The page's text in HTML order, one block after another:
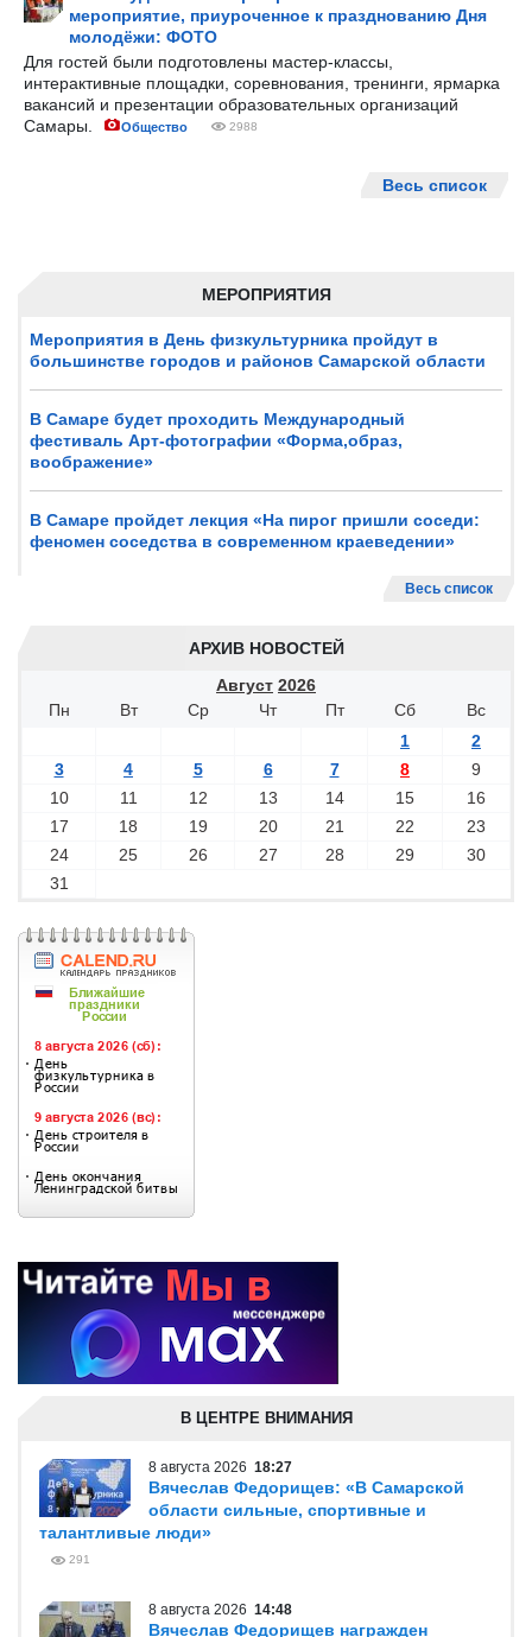
МЕРОПРИЯТИЯ
Мероприятия в День физкультурника пройдут в
большинстве городов и районов Самарской области
В Самаре будет проходить Международный
фестиваль Арт-фотографии «Форма,образ,
воображение»
В Самаре пройдет лекция «На пирог пришли соседи:
феномен соседства в современном краеведении»
Весь список
АРХИВ НОВОСТЕЙ
Август 2026
Пн
Вт Ср Чт Пт Сб
Вс
1
2
3
4 5 6 7 8
9
10
11 12 13 14 15
16
17
18 19 20 21 22
23
24
25 26 27 28 29
30
31
мероприятие, приуроченное к празднованию Дня
молодёжи: ФОТО
Для гостей были подготовлены мастер-классы,
интерактивные площадки, соревнования, тренинги, ярмарка
вакансий и презентации образовательных организаций
Самары.
Общество 2988
Весь список
В ЦЕНТРЕ ВНИМАНИЯ
8 августа 2026 18:27
Вячеслав Федорищев: «В Самарской
области сильные, спортивные и
талантливые люди»
291
8 августа 2026 14:48
Вячеслав Федорищев награжден